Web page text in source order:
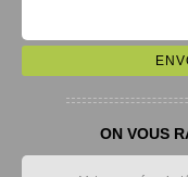
ON VOUS